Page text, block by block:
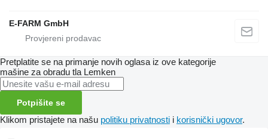
E-FARM GmbH
Pretplatite se na primanje novih oglasa iz ove kategorije
mašine za obradu tla Lemken
Potpišite se
Klikom pristajete na našu politiku privatnosti i korisnički ugovor.